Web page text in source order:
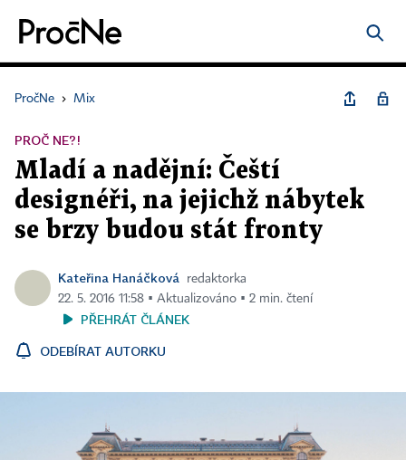
PročNe › Mix
PROČ NE?!
Mladí a nadějní: Čeští
designéři, na jejichž nábytek
se brzy budou stát fronty
Kateřina Hanáčková
redaktorka
22. 5. 2016 11:58 ▪ Aktualizováno ▪ 2 min. čtení
PŘEHRÁT ČLÁNEK
ODEBÍRAT AUTORKU